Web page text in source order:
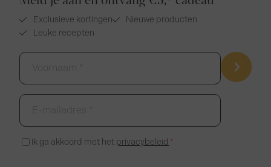
Exclusieve kortingen
Nieuwe producten
Leuke recepten
Voornaam
E-
mailadres
*
Instemming
Ik ga akkoord met het privacybeleid *